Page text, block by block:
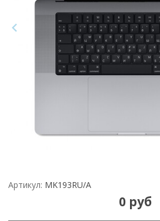
Артикул: MK193RU/A
0 руб